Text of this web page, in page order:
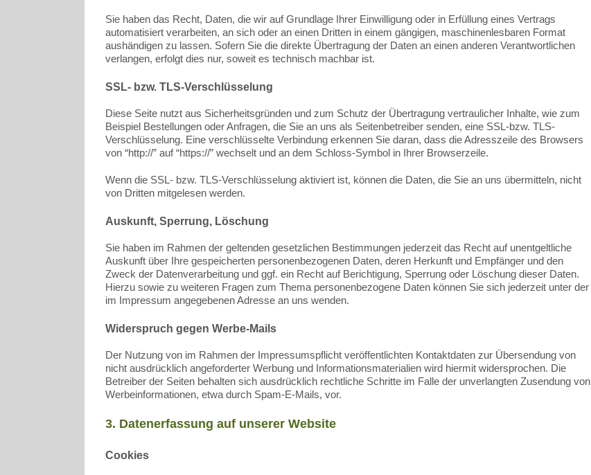
Sie haben das Recht, Daten, die wir auf Grundlage Ihrer Einwilligung oder in Erfüllung eines Vertrags
automatisiert verarbeiten, an sich oder an einen Dritten in einem gängigen, maschinenlesbaren Format
aushändigen zu lassen. Sofern Sie die direkte Übertragung der Daten an einen anderen Verantwortlichen
verlangen, erfolgt dies nur, soweit es technisch machbar ist.
SSL- bzw. TLS-Verschlüsselung
Diese Seite nutzt aus Sicherheitsgründen und zum Schutz der Übertragung vertraulicher Inhalte, wie zum
Beispiel Bestellungen oder Anfragen, die Sie an uns als Seitenbetreiber senden, eine SSL-bzw. TLS-
Verschlüsselung. Eine verschlüsselte Verbindung erkennen Sie daran, dass die Adresszeile des Browsers
von “http://” auf “https://” wechselt und an dem Schloss-Symbol in Ihrer Browserzeile.
Wenn die SSL- bzw. TLS-Verschlüsselung aktiviert ist, können die Daten, die Sie an uns übermitteln, nicht
von Dritten mitgelesen werden.
Auskunft, Sperrung, Löschung
Sie haben im Rahmen der geltenden gesetzlichen Bestimmungen jederzeit das Recht auf unentgeltliche
Auskunft über Ihre gespeicherten personenbezogenen Daten, deren Herkunft und Empfänger und den
Zweck der Datenverarbeitung und ggf. ein Recht auf Berichtigung, Sperrung oder Löschung dieser Daten.
Hierzu sowie zu weiteren Fragen zum Thema personenbezogene Daten können Sie sich jederzeit unter der
im Impressum angegebenen Adresse an uns wenden.
Widerspruch gegen Werbe-Mails
Der Nutzung von im Rahmen der Impressumspflicht veröffentlichten Kontaktdaten zur Übersendung von
nicht ausdrücklich angeforderter Werbung und Informationsmaterialien wird hiermit widersprochen. Die
Betreiber der Seiten behalten sich ausdrücklich rechtliche Schritte im Falle der unverlangten Zusendung von
Werbeinformationen, etwa durch Spam-E-Mails, vor.
3. Datenerfassung auf unserer Website
Cookies